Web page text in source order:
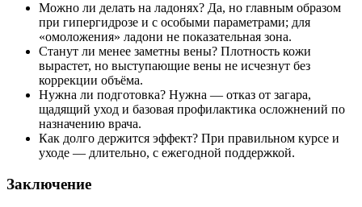
Можно ли делать на ладонях? Да, но главным образом
при гипергидрозе и с особыми параметрами; для
«омоложения» ладони не показательная зона.
Станут ли менее заметны вены? Плотность кожи
вырастет, но выступающие вены не исчезнут без
коррекции объёма.
Нужна ли подготовка? Нужна — отказ от загара,
щадящий уход и базовая профилактика осложнений по
назначению врача.
Как долго держится эффект? При правильном курсе и
уходе — длительно, с ежегодной поддержкой.
Заключение